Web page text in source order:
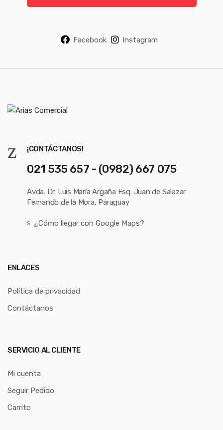
l
Facebook Instagram
¡CONTÁCTANOS!
021 535 657 - (0982) 667 075
Avda. Dr. Luis María Argaña Esq. Juan de Salazar
Fernando de la Mora, Paraguay
¿Cómo llegar con Google Maps?
ENLACES
Política de privacidad
Contáctanos
SERVICIO AL CLIENTE
Mi cuenta
Seguir Pedido
Carrito